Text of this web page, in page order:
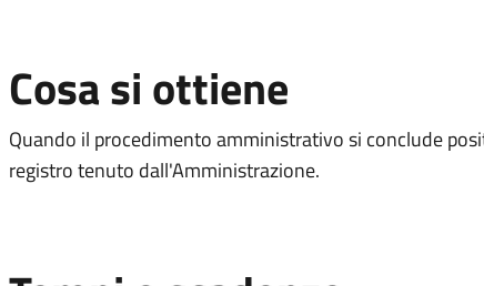
Cosa si ottiene
Quando il procedimento amministrativo si conclude
registro tenuto dall'Amministrazione.